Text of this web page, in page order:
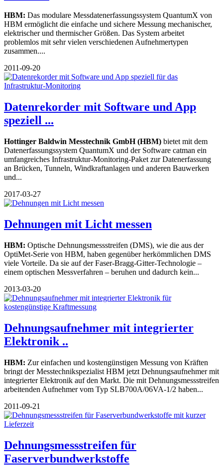
HBM: Das modulare Messdatenerfassungssystem QuantumX von
HBM ermöglicht die einfache und sichere Messung mechanischer,
elektrischer und thermischer Größen. Das System arbeitet
problemlos mit sehr vielen verschiedenen Aufnehmertypen
zusammen....
2011-09-20
Datenrekorder mit Software und App
speziell ...
Hottinger Baldwin Messtechnik GmbH (HBM) bietet mit dem
Datenerfassungssystem QuantumX und der Software catman ein
umfangreiches Infrastruktur-Monitoring-Paket zur Datenerfassung
an Brücken, Tunneln, Windkraftanlagen und anderen Bauwerken
und...
2017-03-27
Dehnungen mit Licht messen
HBM: Optische Dehnungsmessstreifen (DMS), wie die aus der
OptiMet-Serie von HBM, haben gegenüber herkömmlichen DMS
viele Vorteile. Da sie auf der Faser-Bragg-Gitter-Technologie –
einem optischen Messverfahren – beruhen und dadurch kein...
2013-03-20
Dehnungsaufnehmer mit integrierter
Elektronik ..
HBM: Zur einfachen und kostengünstigen Messung von Kräften
bringt der Messtechnikspezialist HBM jetzt Dehnungsaufnehmer mit
integrierter Elektronik auf den Markt. Die mit Dehnungsmessstreifen
arbeitenden Aufnehmer vom Typ SLB700A/06VA-1/2 haben...
2011-09-21
Dehnungsmessstreifen für
Faserverbundwerkstoffe